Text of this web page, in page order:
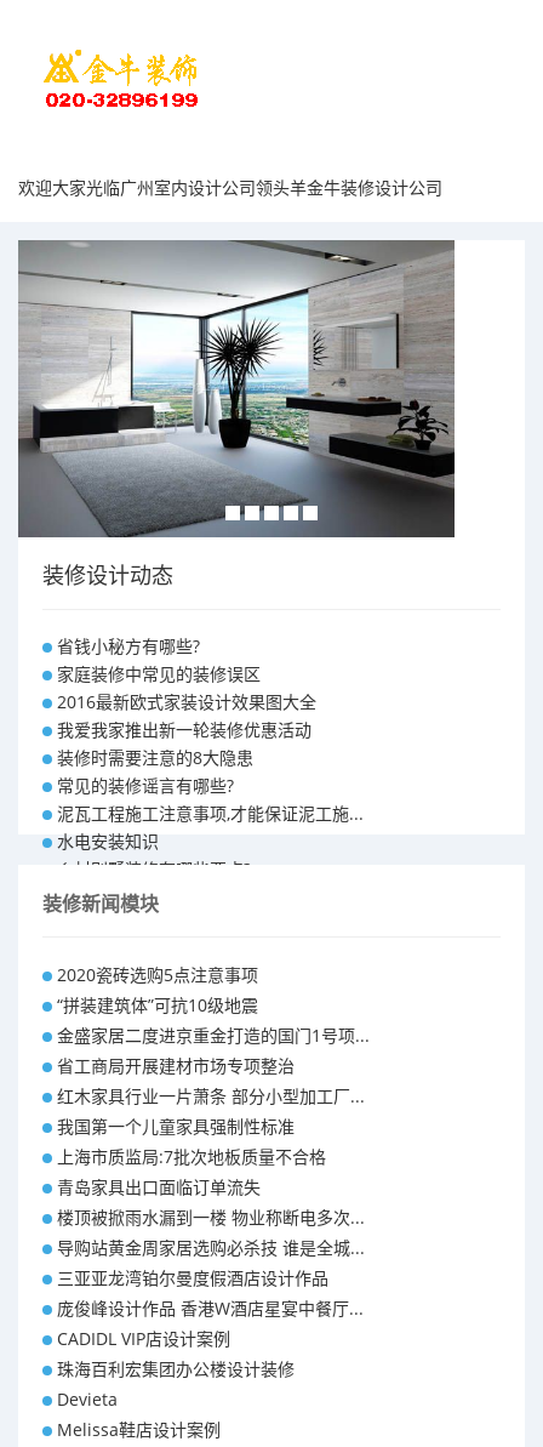
欢迎大家光临广州室内设计公司领头羊金牛装修设计公司
装修设计动态
省钱小秘方有哪些?
家庭装修中常见的装修误区
2016最新欧式家装设计效果图大全
我爱我家推出新一轮装修优惠活动
装修时需要注意的8大隐患
常见的装修谣言有哪些?
泥瓦工程施工注意事项,才能保证泥工施...
水电安装知识
乡村别墅装修有哪些要点?
别墅怎样装修之装修技巧
昆明110平米装修预算 装修报价清单
昆明100平米装修多少钱
装修新闻模块
2020瓷砖选购5点注意事项
“拼装建筑体”可抗10级地震
金盛家居二度进京重金打造的国门1号项...
省工商局开展建材市场专项整治
红木家具行业一片萧条 部分小型加工厂...
我国第一个儿童家具强制性标准
上海市质监局:7批次地板质量不合格
青岛家具出口面临订单流失
楼顶被掀雨水漏到一楼 物业称断电多次...
导购站黄金周家居选购必杀技 谁是全城...
三亚亚龙湾铂尔曼度假酒店设计作品
庞俊峰设计作品 香港W酒店星宴中餐厅...
CADIDL VIP店设计案例
珠海百利宏集团办公楼设计装修
Devieta
Melissa鞋店设计案例